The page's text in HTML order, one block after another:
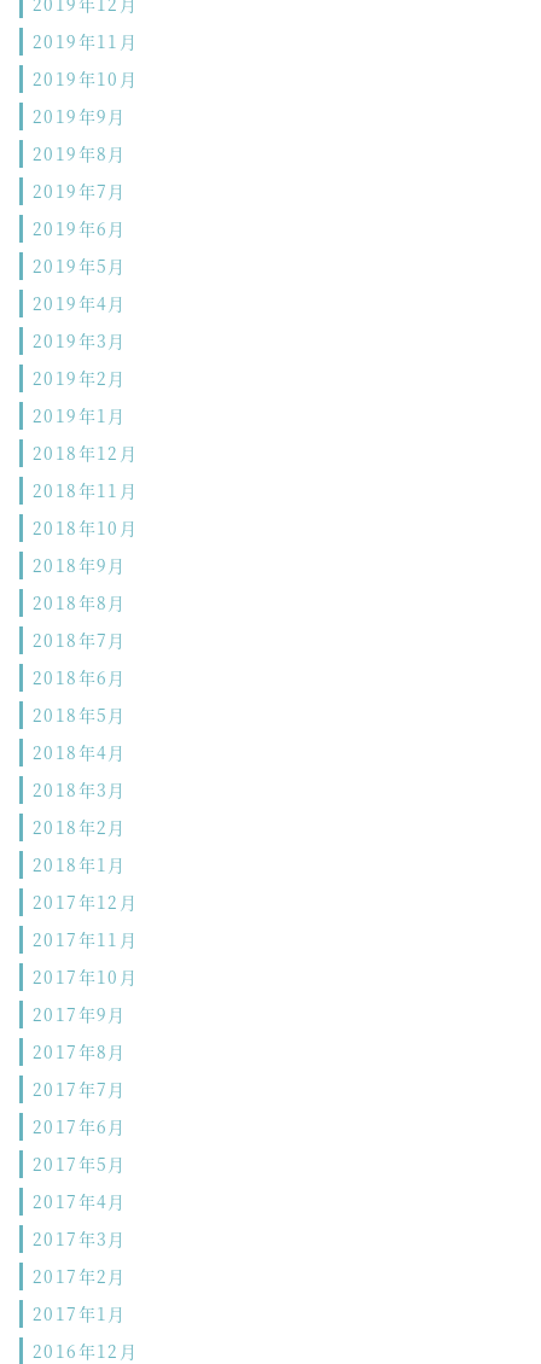
2019年11月
2019年10月
2019年9月
2019年8月
2019年7月
2019年6月
2019年5月
2019年4月
2019年3月
2019年2月
2019年1月
2018年12月
2018年11月
2018年10月
2018年9月
2018年8月
2018年7月
2018年6月
2018年5月
2018年4月
2018年3月
2018年2月
2018年1月
2017年12月
2017年11月
2017年10月
2017年9月
2017年8月
2017年7月
2017年6月
2017年5月
2017年4月
2017年3月
2017年2月
2017年1月
2016年12月